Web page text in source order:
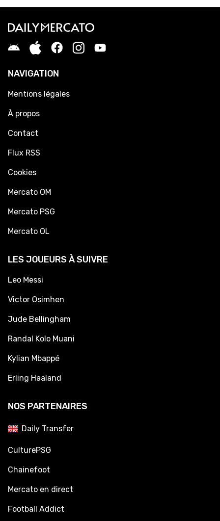
NAVIGATION
Mentions légales
À propos
Contact
Flux RSS
Cookies
Mercato OM
Mercato PSG
Mercato OL
LES JOUEURS À SUIVRE
Leo Messi
Victor Osimhen
Jude Bellingham
Randal Kolo Muani
Kylian Mbappé
Erling Haaland
NOS PARTENAIRES
Daily Transfer
CulturePSG
Chainefoot
Mercato en direct
Football Addict